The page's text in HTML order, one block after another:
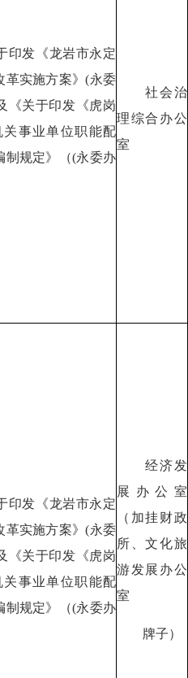
发《龙岩市永定
革实施方案》(永委
《关于印发《虎岗
关事业单位职能配
制规定》（(永委办
社会治
理综合办公
室
发《龙岩市永定
革实施方案》(永委
《关于印发《虎岗
关事业单位职能配
制规定》（(永委办
经济发
展办公室
（加挂财政
所、文化旅
游发展办公
室
牌子）